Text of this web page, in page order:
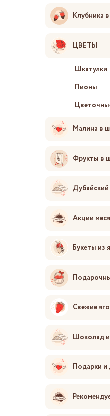
Клубника
ЦВЕТЫ
Шкатулки
Пионы
Малина в
Фрукты в
Акции
Букеты из
Свежие
Шоколад
Подарки и